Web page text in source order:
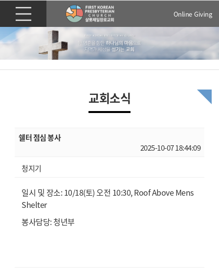
Online Giving
교회소식
쉘터 점심 봉사
2025-10-07 18:44:09
청지기
일시 및 장소: 10/18(토) 오전 10:30, Roof Above Mens
Shelter
봉사담당: 청년부